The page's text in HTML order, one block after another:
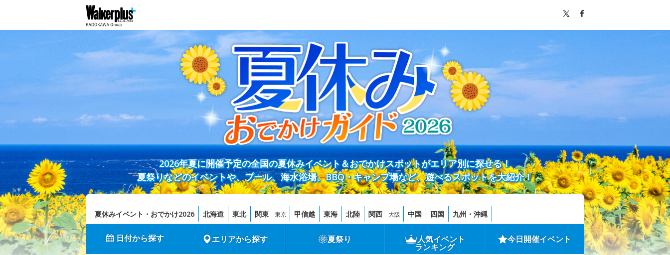
2026年夏に開催予定の全国の夏休みイベント＆おでかけスポットがエリア別に探せる！
夏祭りなどのイベントや、プール、海水浴場、BBQ・キャンプ場など、遊べるスポットを大紹介！
夏休みイベント・おでかけ2026 北海道 東北 関東 東京 甲信越 東海 北陸 関西 大阪 中国 四国 九州・沖縄
日付から探す エリアから探す 夏祭り 人気イベント
ランキング
今日開催イベント